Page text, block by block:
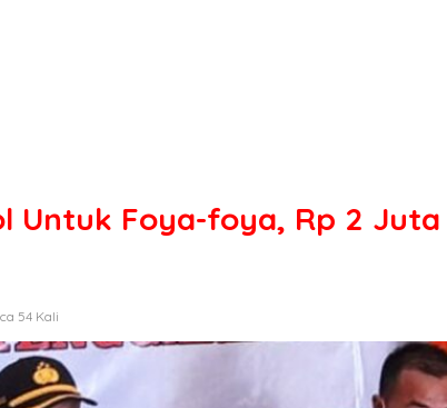
Untuk Foya-foya, Rp 2 Juta
54 Kali